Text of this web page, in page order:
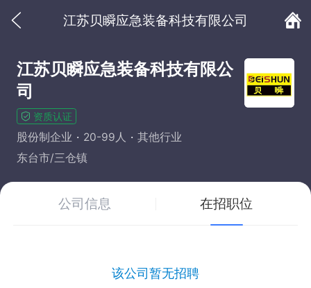
江苏贝瞬应急装备科技有限公司
江苏贝瞬应急装备科技有限公
司
资质认证
股份制企业 20-99人
其他行业
东台市/三仓镇
公司信息 在招职位
该公司暂无招聘